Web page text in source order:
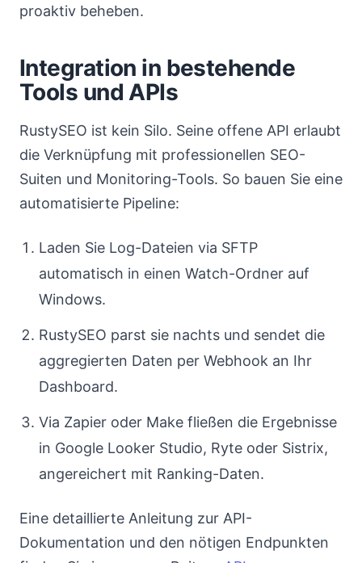
proaktiv beheben.
Integration in bestehende
Tools und APIs
RustySEO ist kein Silo. Seine offene API erlaubt
die Verknüpfung mit professionellen SEO-
Suiten und Monitoring-Tools. So bauen Sie eine
automatisierte Pipeline:
Laden Sie Log-Dateien via SFTP
automatisch in einen Watch-Ordner auf
Windows.
RustySEO parst sie nachts und sendet die
aggregierten Daten per Webhook an Ihr
Dashboard.
Via Zapier oder Make fließen die Ergebnisse
in Google Looker Studio, Ryte oder Sistrix,
angereichert mit Ranking-Daten.
Eine detaillierte Anleitung zur API-
Dokumentation und den nötigen Endpunkten